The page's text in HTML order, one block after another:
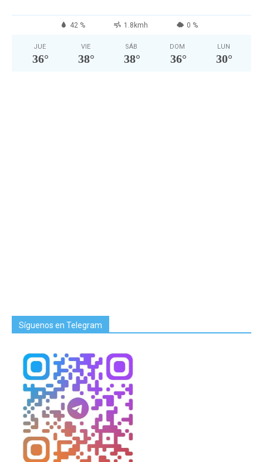
42 % 1.8kmh 0 %
JUE
36°
VIE
38°
SÁB
38°
DOM
36°
LUN
30°
Síguenos en Telegram